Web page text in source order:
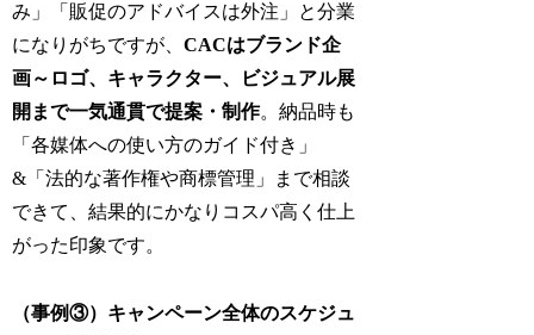
み」「販促のアドバイスは外注」と分業
になりがちですが、CACはブランド企
画～ロゴ、キャラクター、ビジュアル展
開まで一気通貫で提案・制作。納品時も
「各媒体への使い方のガイド付き」
&「法的な著作権や商標管理」まで相談
できて、結果的にかなりコスパ高く仕上
がった印象です。
（事例③）キャンペーン全体のスケジュ